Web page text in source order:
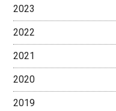
2023
2022
2021
2020
2019